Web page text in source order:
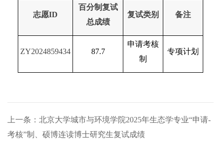
志愿ID
百分制复试
总成绩
复试类别 备注
ZY2024859434 87.7
申请考核
制
专项计划
上一条：北京大学城市与环境学院2025年生态学专业“申请-
考核”制、硕博连读博士研究生复试成绩